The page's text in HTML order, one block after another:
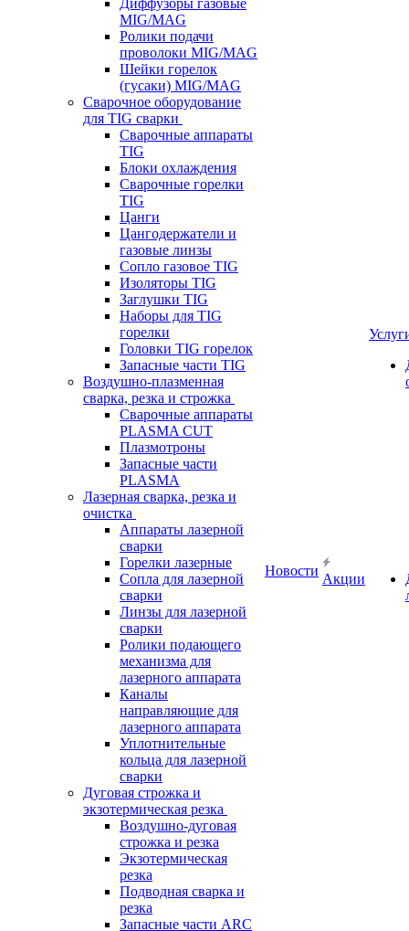
Диффузоры газовые
MIG/MAG
Ролики подачи
проволоки MIG/MAG
Шейки горелок
(гусаки) MIG/MAG
Сварочное оборудование
для TIG сварки
Сварочные аппараты
TIG
Блоки охлаждения
Сварочные горелки
TIG
Цанги
Цангодержатели и
газовые линзы
Сопло газовое TIG
Изоляторы TIG
Заглушки TIG
Наборы для TIG
горелки
Головки TIG горелок
Запасные части TIG
Воздушно-плазменная
сварка, резка и строжка
Сварочные аппараты
PLASMA CUT
Плазмотроны
Запасные части
PLASMA
Лазерная сварка, резка и
очистка
Аппараты лазерной
сварки
Горелки лазерные
Сопла для лазерной
сварки
Линзы для лазерной
сварки
Ролики подающего
механизма для
лазерного аппарата
Каналы
направляющие для
лазерного аппарата
Уплотнительные
кольца для лазерной
сварки
Дуговая строжка и
экзотермическая резка
Воздушно-дуговая
строжка и резка
Экзотермическая
резка
Подводная сварка и
резка
Запасные части ARC
Новости
Акции